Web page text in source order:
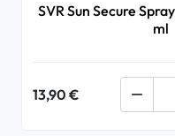
SVR Sun Secure
ml
13,90 € 